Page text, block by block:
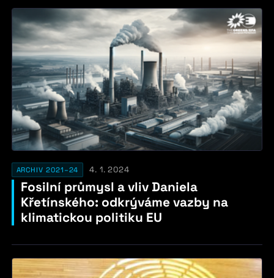
ARCHIV 2021–24 4. 1. 2024
Fosilní průmysl a vliv Daniela
Křetínského: odkrýváme vazby na
klimatickou politiku EU